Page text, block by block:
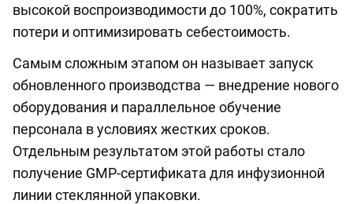
высокой воспроизводимости до 100%, сократить
потери и оптимизировать себестоимость.
Самым сложным этапом он называет запуск
обновленного производства — внедрение нового
оборудования и параллельное обучение
персонала в условиях жестких сроков.
Отдельным результатом этой работы стало
получение GMP-сертификата для инфузионной
линии стеклянной упаковки.